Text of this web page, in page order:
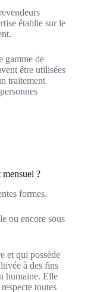
établie sur le
gamme de
être utilisées
traitement
?
formes.
ou encore sous
et qui possède
à des fins
humaine. Elle
toutes